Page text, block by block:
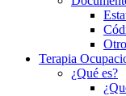
Terapia
¿Qué es?